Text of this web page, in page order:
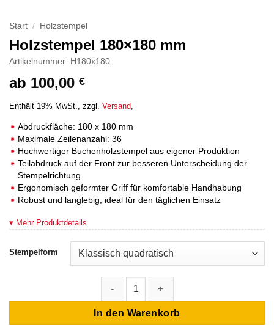
Start / Holzstempel
Holzstempel 180×180 mm
Artikelnummer: H180x180
ab 100,00 €
Enthält 19% MwSt. zzgl. Versand
Abdruckfläche: 180 x 180 mm
Maximale Zeilenanzahl: 36
Hochwertiger Buchenholzstempel aus eigener Produktion
Teilabdruck auf der Front zur besseren Unterscheidung der
Stempelrichtung
Ergonomisch geformter Griff für komfortable Handhabung
Robust und langlebig, ideal für den täglichen Einsatz
▾ Mehr Produktdetails
Stempelform
Holzstempel 180x180 mm Menge
In den Warenkorb